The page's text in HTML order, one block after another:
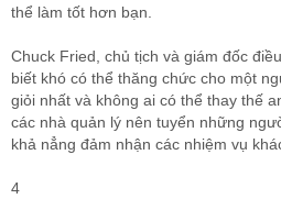
thể làm tốt hơn bạn.
Chuck Fried, chủ tịch và giám đốc
biết khó có thể thăng chức cho một
giỏi nhất và không ai có thể thay thế
các nhà quản lý nên tuyển những
khả nẳng đảm nhận các nhiệm vụ
4